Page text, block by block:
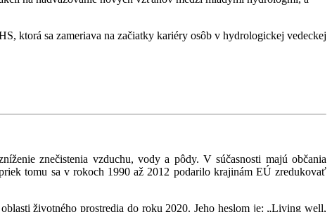
ktorá sa zameriava na začiatky kariéry osôb v hydrologickej vedeckej
znečistenia vzduchu, vody a pôdy. V súčasnosti majú občania
tomu sa v rokoch 1990 až 2012 podarilo krajinám EÚ zredukovať
životného prostredia do roku 2020. Jeho heslom je: „Living well,